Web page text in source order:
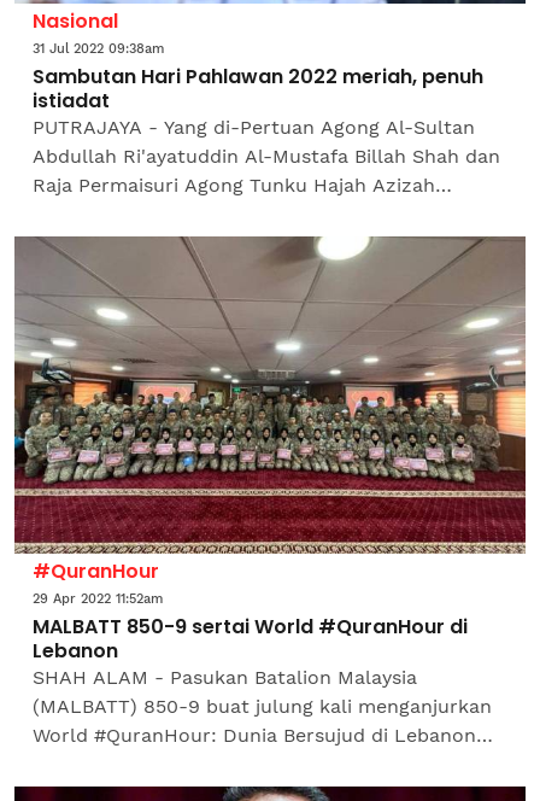
Nasional
31 Jul 2022 09:38am
Sambutan Hari Pahlawan 2022 meriah, penuh
istiadat
PUTRAJAYA - Yang di-Pertuan Agong Al-Sultan
Abdullah Ri'ayatuddin Al-Mustafa Billah Shah dan
Raja Permaisuri Agong Tunku Hajah Azizah
berangkat ke...
#QuranHour
29 Apr 2022 11:52am
MALBATT 850-9 sertai World #QuranHour di
Lebanon
SHAH ALAM - Pasukan Batalion Malaysia
(MALBATT) 850-9 buat julung kali menganjurkan
World #QuranHour: Dunia Bersujud di Lebanon
Tentera Malaysia (ATM)...